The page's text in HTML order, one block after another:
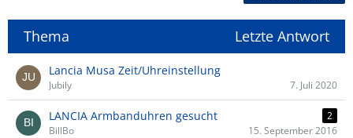
Thema Letzte Antwort
Lancia Musa Zeit/Uhreinstellung
Jubily 7. Juli 2020
LANCIA Armbanduhren gesucht
2
BillBo
15. September 2016